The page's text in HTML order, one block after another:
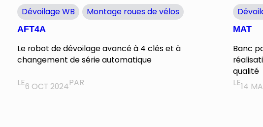
Dévoilage WB Montage roues de vélos
AFT4A
Le robot de dévoilage avancé à 4 clés et à
changement de série automatique
LE6 OCT 2024PAR
MAT
Banc
qualité
LE14